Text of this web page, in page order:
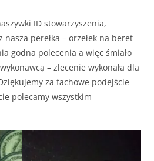
ID stowarzyszenia,
perełka – orzełek na beret
godna polecenia a więc śmiało
– zlecenie wykonała dla
za fachowe podejście
polecamy wszystkim